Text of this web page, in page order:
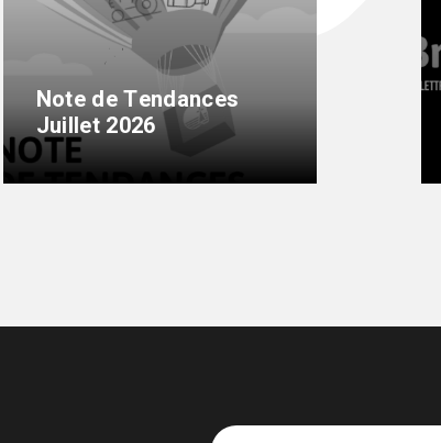
Note de Tendances
Juillet 2026